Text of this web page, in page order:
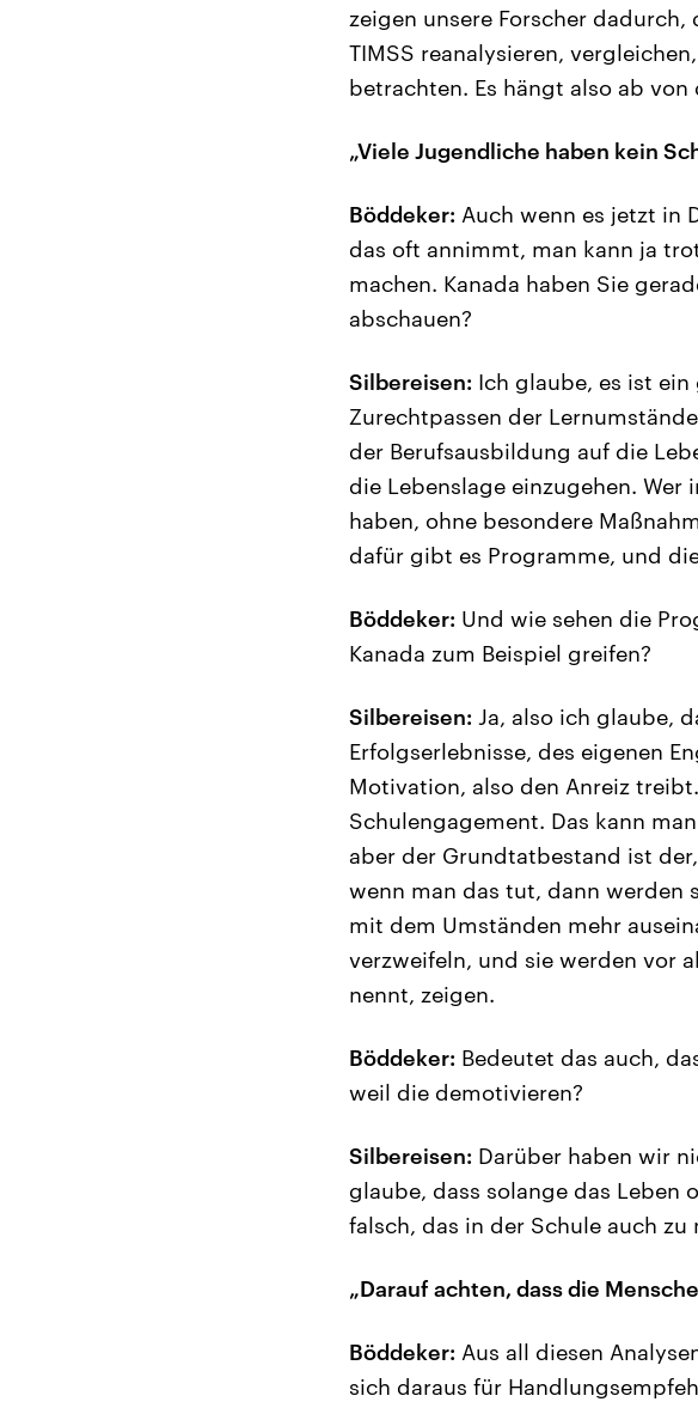
zeigen unsere Forscher
TIMSS reanalysieren,
betrachten. Es hängt also ab
„Viele Jugendliche haben kein
Böddeker: Auch wenn es jetzt in
das oft annimmt, man kann ja
machen. Kanada haben Sie
abschauen?
Silbereisen: Ich glaube, es ist
Zurechtpassen der
der Berufsausbildung auf die
die Lebenslage einzugehen.
haben, ohne besondere
dafür gibt es Programme, und
Böddeker: Und wie sehen die
Kanada zum Beispiel greifen?
Silbereisen: Ja, also ich glaube,
Erfolgserlebnisse, des eigenen
Motivation, also den Anreiz
Schulengagement. Das kann
aber der Grundtatbestand ist
wenn man das tut, dann werden
mit dem Umständen mehr
verzweifeln, und sie werden vor
nennt, zeigen.
Böddeker: Bedeutet das auch,
weil die demotivieren?
Silbereisen: Darüber haben wir
glaube, dass solange das Leben
falsch, das in der Schule auch
„Darauf achten, dass die
Böddeker: Aus all diesen
sich daraus für